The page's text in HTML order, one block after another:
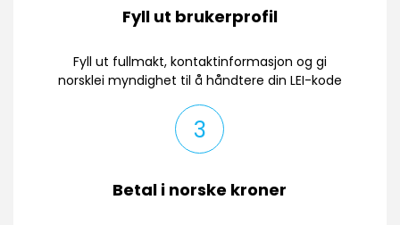
Fyll ut brukerprofil
Fyll ut fullmakt, kontaktinformasjon og gi
norsklei myndighet til å håndtere din LEI-kode
3
Betal i norske kroner